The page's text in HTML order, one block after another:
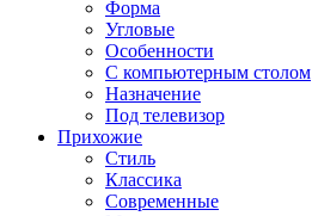
Форма
Угловые
Особенности
С компьютерным столом
Назначение
Под телевизор
Прихожие
Стиль
Классика
Современные